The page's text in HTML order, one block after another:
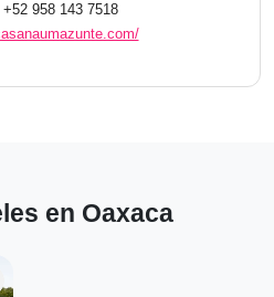
+52 958 143 7518
en Oaxaca